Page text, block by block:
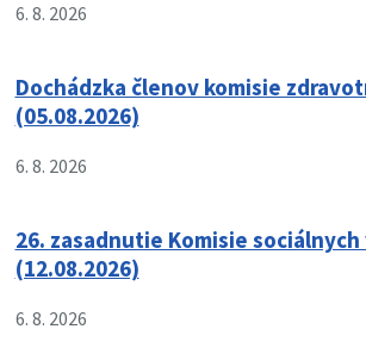
6. 8. 2026
Dochádzka členov komisie
(05.08.2026)
6. 8. 2026
26. zasadnutie Komisie
(12.08.2026)
6. 8. 2026